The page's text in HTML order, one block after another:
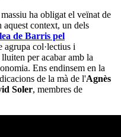
ha obligat el veïnat de
aquest context, un dels
de Barris pel
agrupa col·lectius i
per acabar amb la
Ens endinsem en la
de la mà de l'Agnès
Soler, membres de